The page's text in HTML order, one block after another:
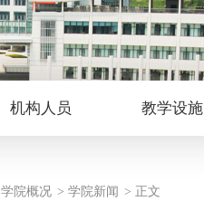
机构人员 教学设施
学院概况 > 学院新闻 > 正文